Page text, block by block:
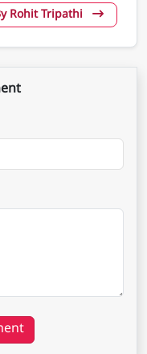
Rohit Tripathi